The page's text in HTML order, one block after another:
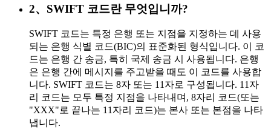
2、SWIFT 코드란 무엇입니까?
SWIFT 코드는 특정 은행 또는 지점을 지정하는 데 사용
되는 은행 식별 코드(BIC)의 표준화된 형식입니다. 이 코
드는 은행 간 송금, 특히 국제 송금 시 사용됩니다. 은행
은 은행 간에 메시지를 주고받을 때도 이 코드를 사용합
니다. SWIFT 코드는 8자 또는 11자로 구성됩니다. 11자
리 코드는 모두 특정 지점을 나타내며, 8자리 코드(또는
"XXX"로 끝나는 11자리 코드)는 본사 또는 본점을 나타
냅니다.